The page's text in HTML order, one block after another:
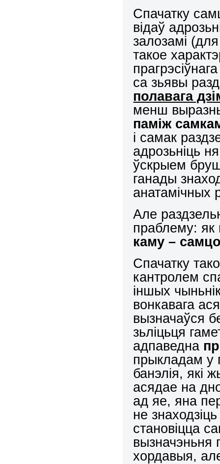
Спачатку
відаў
залозамі
такое
са зьявы
полавага
менш
паміж
і самак
адрозьніць
ўскрыем
ганады
анатамічных
Але
праблему:
каму –
Спачатку
кантролем
іншых
вонкавага
вызначаўся
зьліцьця
адпаведна
прыкладам у
банэлія, які
асядае на
ад яе, яна
не
становіцца
вызначэньня
хордавыя,